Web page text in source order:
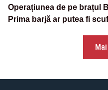
Operațiunea de pe brațul
Prima barjă ar putea fi